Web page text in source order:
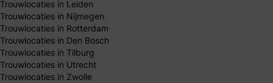
Trouwlocaties in Leiden
Trouwlocaties in Nijmegen
Trouwlocaties in Rotterdam
Trouwlocaties in Den Bosch
Trouwlocaties in Tilburg
Trouwlocaties in Utrecht
Trouwlocaties in Zwolle